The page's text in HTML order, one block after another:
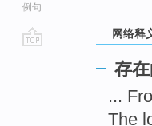
例句
网络释
存
...
The